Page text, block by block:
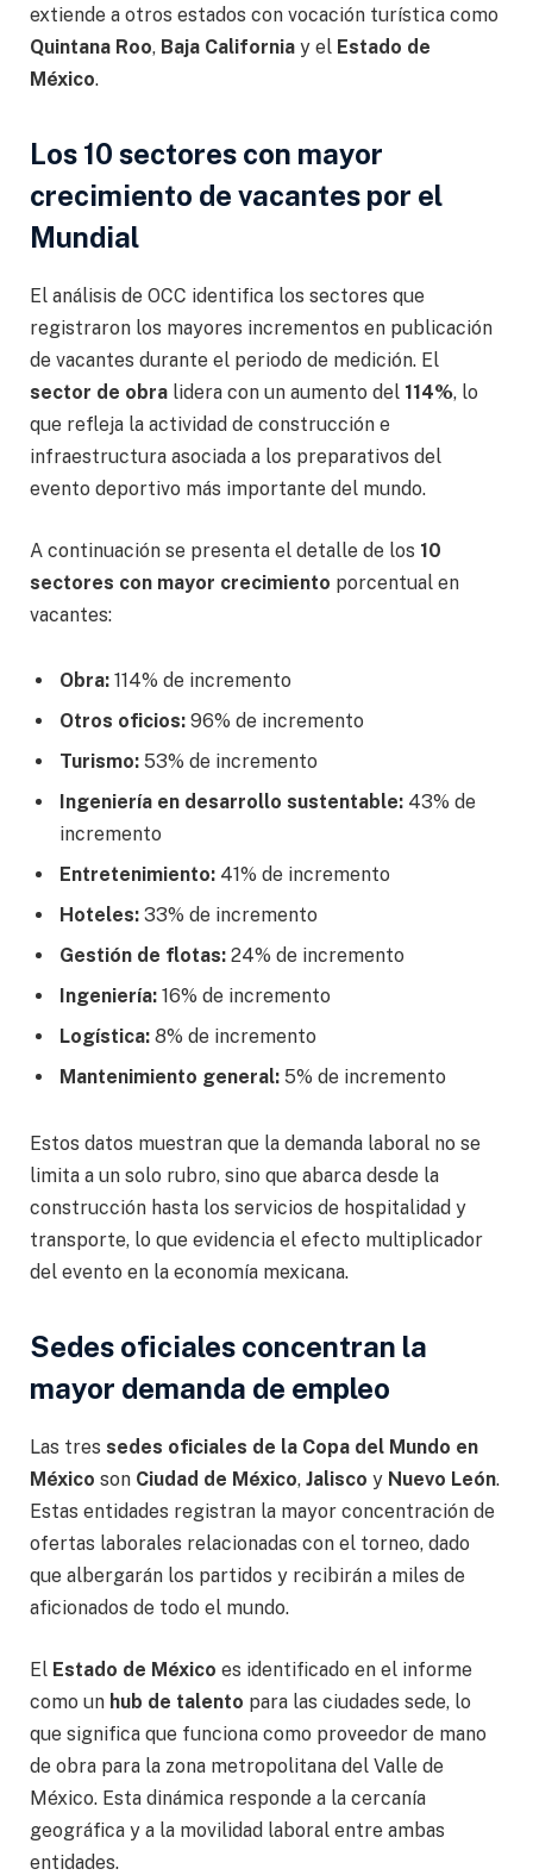
extiende a otros estados con vocación turística como
Quintana Roo, Baja California y el Estado de
México.
Los 10 sectores con mayor
crecimiento de vacantes por el
Mundial
El análisis de OCC identifica los sectores que
registraron los mayores incrementos en publicación
de vacantes durante el periodo de medición. El
sector de obra lidera con un aumento del 114%, lo
que refleja la actividad de construcción e
infraestructura asociada a los preparativos del
evento deportivo más importante del mundo.
A continuación se presenta el detalle de los 10
sectores con mayor crecimiento porcentual en
vacantes:
Obra: 114% de incremento
Otros oficios: 96% de incremento
Turismo: 53% de incremento
Ingeniería en desarrollo sustentable: 43% de
incremento
Entretenimiento: 41% de incremento
Hoteles: 33% de incremento
Gestión de flotas: 24% de incremento
Ingeniería: 16% de incremento
Logística: 8% de incremento
Mantenimiento general: 5% de incremento
Estos datos muestran que la demanda laboral no se
limita a un solo rubro, sino que abarca desde la
construcción hasta los servicios de hospitalidad y
transporte, lo que evidencia el efecto multiplicador
del evento en la economía mexicana.
Sedes oficiales concentran la
mayor demanda de empleo
Las tres sedes oficiales de la Copa del Mundo en
México son Ciudad de México, Jalisco y Nuevo León.
Estas entidades registran la mayor concentración de
ofertas laborales relacionadas con el torneo, dado
que albergarán los partidos y recibirán a miles de
aficionados de todo el mundo.
El Estado de México es identificado en el informe
como un hub de talento para las ciudades sede, lo
que significa que funciona como proveedor de mano
de obra para la zona metropolitana del Valle de
México. Esta dinámica responde a la cercanía
geográfica y a la movilidad laboral entre ambas
entidades.